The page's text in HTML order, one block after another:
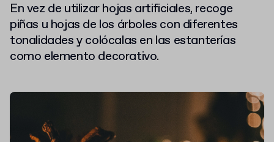
En vez de utilizar hojas artificiales, recoge
piñas u hojas de los árboles con diferentes
tonalidades y colócalas en las estanterías
como elemento decorativo.